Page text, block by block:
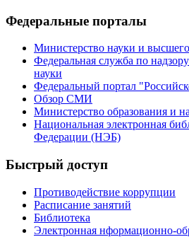
Федеральные порталы
Министерство науки и
Федеральная служба по
науки
Федеральный портал
Обзор СМИ
Министерство образования и
Национальная электронная
Федерации (НЭБ)
Быстрый доступ
Противодействие коррупции
Расписание занятий
Библиотека
Электронная нформационно-